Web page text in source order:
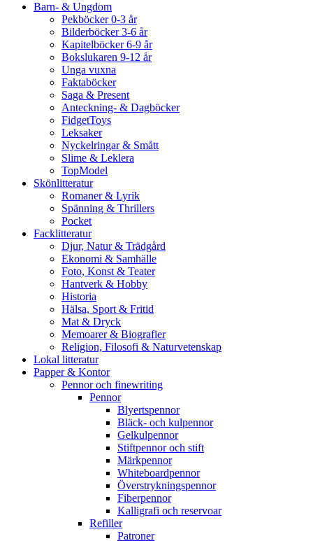
Barn- & Ungdom
Pekböcker 0-3 år
Bilderböcker 3-6 år
Kapitelböcker 6-9 år
Bokslukaren 9-12 år
Unga vuxna
Faktaböcker
Saga & Present
Anteckning- & Dagböcker
FidgetToys
Leksaker
Nyckelringar & Smått
Slime & Leklera
TopModel
Skönlitteratur
Romaner & Lyrik
Spänning & Thrillers
Pocket
Facklitteratur
Djur, Natur & Trädgård
Ekonomi & Samhälle
Foto, Konst & Teater
Hantverk & Hobby
Historia
Hälsa, Sport & Fritid
Mat & Dryck
Memoarer & Biografier
Religion, Filosofi & Naturvetenskap
Lokal litteratur
Papper & Kontor
Pennor och finewriting
Pennor
Blyertspennor
Bläck- och kulpennor
Gelkulpennor
Stiftpennor och stift
Märkpennor
Whiteboardpennor
Överstrykningspennor
Fiberpennor
Kalligrafi och reservoar
Refiller
Patroner